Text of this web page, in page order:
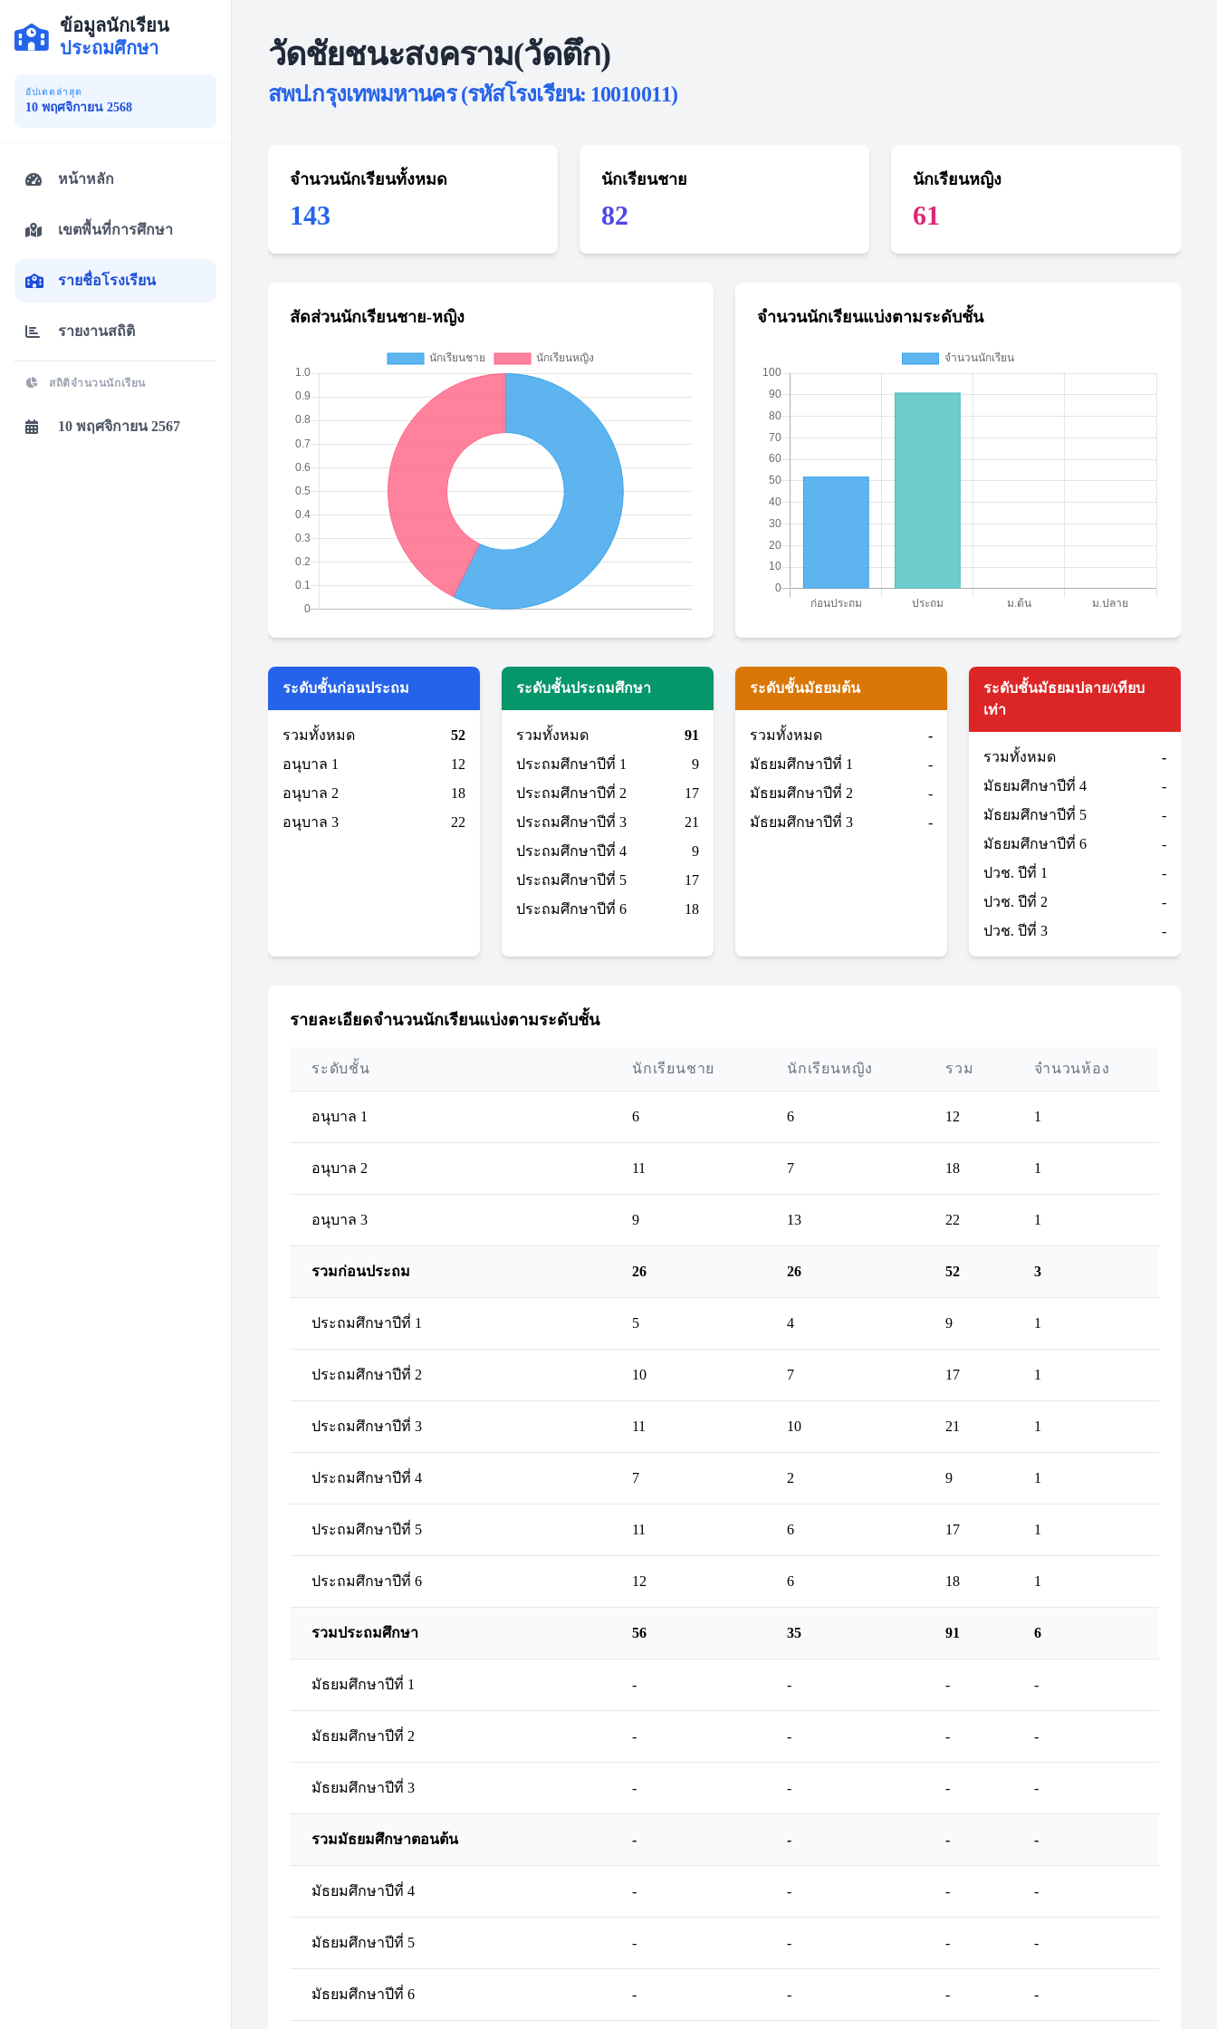
วัดชัยชนะสงคราม(วัดตึก)
สพป.กรุงเทพมหานคร (รหัสโรงเรียน: 10010011)
จำนวนนักเรียนทั้งหมด
143
นักเรียนชาย
82
นักเรียนหญิง
61
สัดส่วนนักเรียนชาย-หญิง จำนวนนักเรียนแบ่งตามระดับชั้น
ระดับชั้นก่อนประถม
รวมทั้งหมด
52
อนุบาล 1
12
อนุบาล 2
18
อนุบาล 3
22
ระดับชั้นประถมศึกษา
รวมทั้งหมด
91
ประถมศึกษาปีที่ 1
9
ประถมศึกษาปีที่ 2
17
ประถมศึกษาปีที่ 3
21
ประถมศึกษาปีที่ 4
9
ประถมศึกษาปีที่ 5
17
ประถมศึกษาปีที่ 6
18
ระดับชั้นมัธยมต้น
รวมทั้งหมด
-
มัธยมศึกษาปีที่ 1
-
มัธยมศึกษาปีที่ 2
-
มัธยมศึกษาปีที่ 3
-
ระดับชั้นมัธยมปลาย/เทียบ
เท่า
รวมทั้งหมด
-
มัธยมศึกษาปีที่ 4
-
มัธยมศึกษาปีที่ 5
-
มัธยมศึกษาปีที่ 6
-
ปวช. ปีที่ 1
-
ปวช. ปีที่ 2
-
ปวช. ปีที่ 3
-
รายละเอียดจำนวนนักเรียนแบ่งตามระดับชั้น
ระดับชั้น นักเรียนชาย นักเรียนหญิง รวม จำนวนห้อง
อนุบาล 1 6 6 12 1
อนุบาล 2 11 7 18 1
อนุบาล 3 9 13 22 1
รวมก่อนประถม 26 26 52 3
ประถมศึกษาปีที่ 1 5 4 9 1
ประถมศึกษาปีที่ 2 10 7 17 1
ประถมศึกษาปีที่ 3 11 10 21 1
ประถมศึกษาปีที่ 4 7 2 9 1
ประถมศึกษาปีที่ 5 11 6 17 1
ประถมศึกษาปีที่ 6 12 6 18 1
รวมประถมศึกษา 56 35 91 6
มัธยมศึกษาปีที่ 1 - - - -
มัธยมศึกษาปีที่ 2 - - - -
มัธยมศึกษาปีที่ 3 - - - -
รวมมัธยมศึกษาตอนต้น - - - -
มัธยมศึกษาปีที่ 4 - - - -
มัธยมศึกษาปีที่ 5 - - - -
มัธยมศึกษาปีที่ 6 - - - -
ข้อมูลนักเรียน
ประถมศึกษา
อัปเดตล่าสุด
10 พฤศจิกายน 2568
หน้าหลัก
เขตพื้นที่การศึกษา
รายชื่อโรงเรียน
รายงานสถิติ
สถิติจำนวนนักเรียน
10 พฤศจิกายน 2567